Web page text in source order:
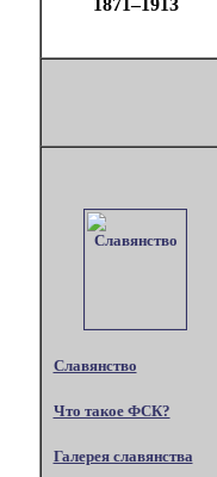
1871–1913
Славянство
Что такое ФСК?
Галерея славянства